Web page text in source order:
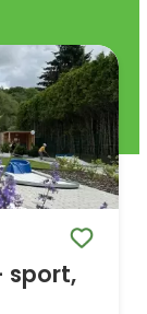
sport,